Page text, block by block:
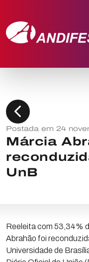
chevron_left
Postada em 24
Márcia
UnB
Reeleita com 53,34%
Abrahão foi
Universidade de